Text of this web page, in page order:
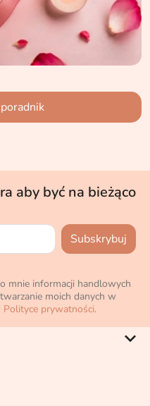
poradnik
aby być na bieżąco
mnie informacji handlowych
moich danych w
Polityce prywatności.
keyboard_arrow_down